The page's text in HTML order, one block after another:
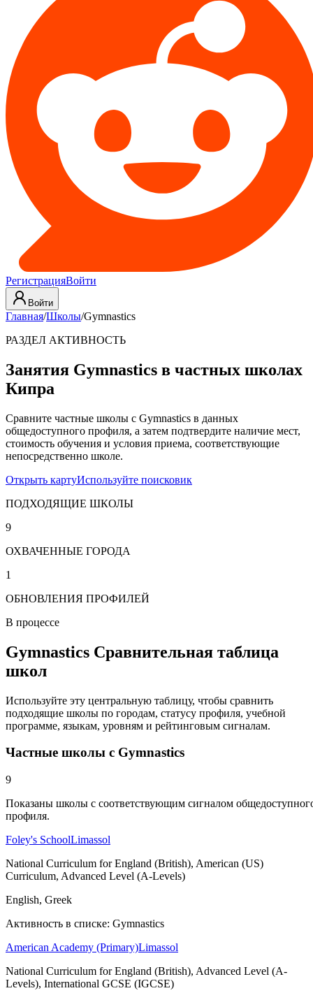
РегистрацияВойти
Войти
Главная/Школы/Gymnastics
РАЗДЕЛ АКТИВНОСТЬ
Занятия Gymnastics в частных школах
Кипра
Сравните частные школы с Gymnastics в данных
общедоступного профиля, а затем подтвердите наличие мест,
стоимость обучения и условия приема, соответствующие
непосредственно школе.
Открыть картуИспользуйте поисковик
ПОДХОДЯЩИЕ ШКОЛЫ
9
ОХВАЧЕННЫЕ ГОРОДА
1
ОБНОВЛЕНИЯ ПРОФИЛЕЙ
В процессе
Gymnastics Сравнительная таблица
школ
Используйте эту центральную таблицу, чтобы сравнить
подходящие школы по городам, статусу профиля, учебной
программе, языкам, уровням и рейтинговым сигналам.
Частные школы с Gymnastics
9
Показаны школы с соответствующим сигналом
профиля.
Foley's SchoolLimassol
National Curriculum for England (British), American (US)
Curriculum, Advanced Level (A-Levels)
English, Greek
Активность в списке: Gymnastics
American Academy (Primary)Limassol
National Curriculum for England (British), Advanced Level (A-
Levels), International GCSE (IGCSE)